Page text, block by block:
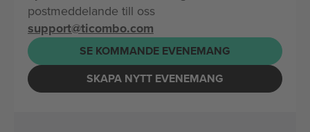
postmeddelande till oss
support@ticombo.com
SE KOMMANDE EVENEMANG
SKAPA NYTT EVENEMANG